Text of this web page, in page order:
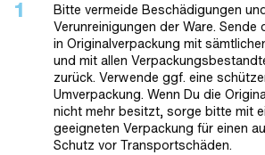
Bitte vermeide Beschädigungen
Verunreinigungen der Ware. Sende
in Originalverpackung mit
und mit allen
zurück. Verwende ggf. eine
Umverpackung. Wenn Du die
nicht mehr besitzt, sorge bitte mit
geeigneten Verpackung für einen
Schutz vor Transportschäden.